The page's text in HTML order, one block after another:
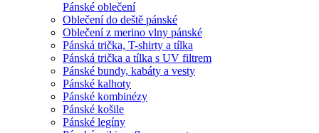
Pánské oblečení
Oblečení do deště pánské
Oblečení z merino vlny pánské
Pánská trička, T-shirty a tílka
Pánská trička a tílka s UV filtrem
Pánské bundy, kabáty a vesty
Pánské kalhoty
Pánské kombinézy
Pánské košile
Pánské legíny